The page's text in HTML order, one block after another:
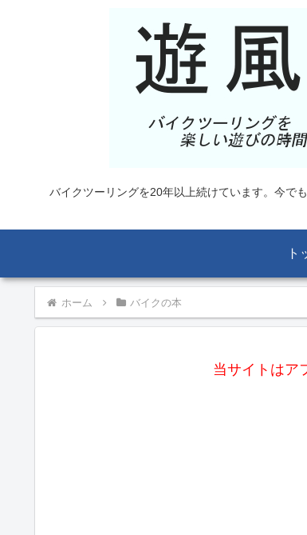
バイクツーリングを20年以上続けています。今で
ト
ホーム バイクの本
当サイトはア